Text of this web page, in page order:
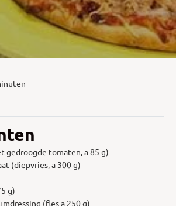
gedroogde tomaten, a 85 g)
(diepvries, a 300 g)
g)
(fles a 250 g)